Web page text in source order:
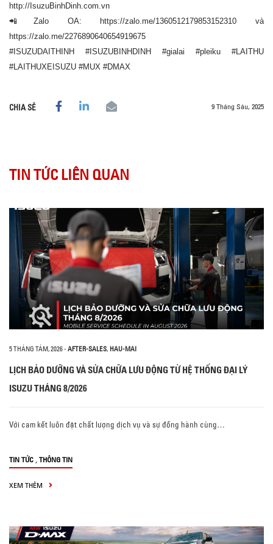
http://IsuzuBinhDinh.com.vn
📲Zalo OA: https://zalo.me/1360512179853152310 và
https://zalo.me/2276890640654919675
#ISUZUDAITHINH #ISUZUBINHDINH #gialai #pleiku #LAITHU
#LAITHUXEISUZU #MUX #DMAX
CHIA SẺ 9 Tháng Sáu, 2025
TIN TỨC LIÊN QUAN
5 THÁNG TÁM, 2026- AFTER-SALES, HAU-MAI
LỊCH BẢO DƯỠNG VÀ SỬA CHỮA LƯU ĐỘNG TỪ HỆ THỐNG ĐẠI LÝ
ISUZU THÁNG 8/2026
Với cam kết luôn đặt chất lượng dịch vụ và sự đồng hành cùng…
TIN TỨC , THÔNG TIN
XEM THÊM